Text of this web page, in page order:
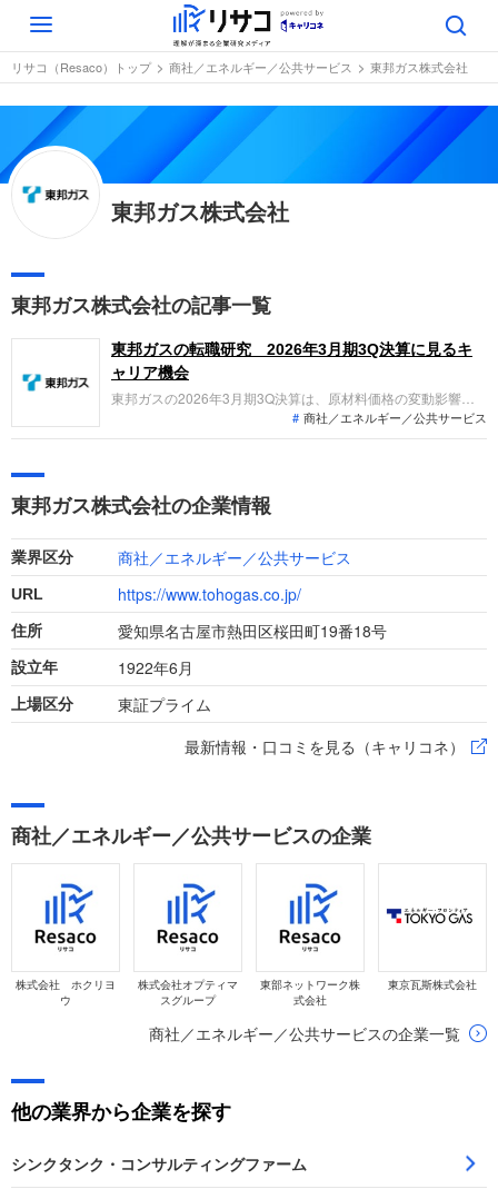
Toggle
navigation
リサコ（Resaco）トップ 商社／エネルギー／公共サービス 東邦ガス株式会社
東邦ガス株式会社
東邦ガス株式会社の記事一覧
東邦ガスの転職研究 2026年3月期3Q決算に見るキ
ャリア機会
東邦ガスの2026年3月期3Q決算は、原材料価格の変動影響等
により、営業利益が前年同期比18.4%増と好調。2026年4月の
1:4株式分割も発表されました。「なぜ今、東邦ガスなの
商社／エネルギー／公共サービス
東邦ガス株式会社の企業情報
業界区分 商社／エネルギー／公共サービス
URL https://www.tohogas.co.jp/
住所 愛知県名古屋市熱田区桜田町19番18号
設立年 1922年6月
上場区分
東証プライム
最新情報・口コミを見る（キャリコネ）
商社／エネルギー／公共サービスの企業
株式会社 ホクリヨ
ウ
株式会社オプティマ
スグループ
東部ネットワーク株
式会社
東京瓦斯株式会社
商社／エネルギー／公共サービスの企業一覧
他の業界から企業を探す
シンクタンク・コンサルティングファーム